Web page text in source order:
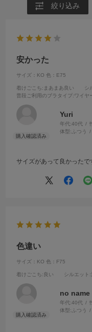
絞り込み
安かった
サイズ：KO 色：E75
着けごこち:まあまあ良い シ
普段ご利用のブラタイプ :ワイヤ
Yuri
年代:40代
体型: ふつう
サイズがあって良かったで
色違い
サイズ：KO 色：F75
着けごこち:良い シルエット :
no name
年代:40代
体型: ふつう